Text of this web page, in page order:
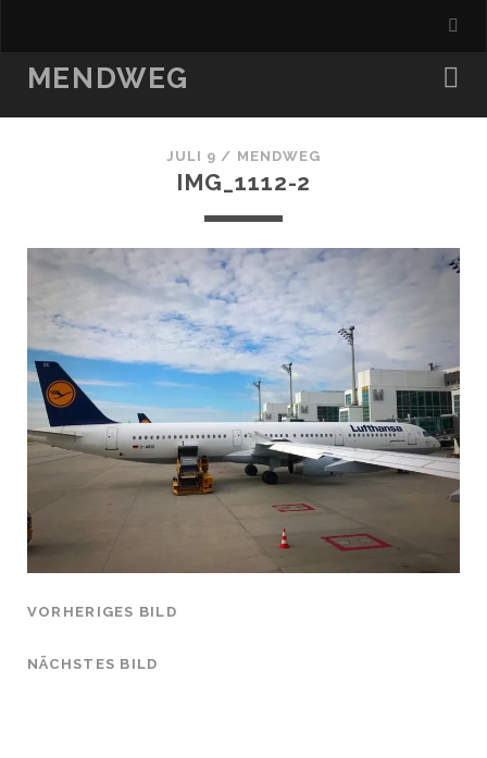
MENDWEG
JULI 9 / MENDWEG
IMG_1112-2
VORHERIGES BILD
NÄCHSTES BILD